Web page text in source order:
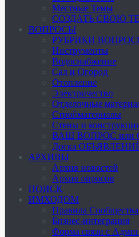
Местные Темы
СОЗДАТЬ СВОЮ
ВОПРОСЫ
РУБРИКИ
Инструменты
Водоснабжение
Сад и Огород
Отопление
Электричество
Отделочные
Стройматериалы
Стены и
ВАШ ВОПРОС или
Доска
АРХИВЫ
Архив новостей
Архив опросов
ПОИСК
ИМХОДОМ
Правила Сообщества
Бизнес-интеграция
Форма связи с